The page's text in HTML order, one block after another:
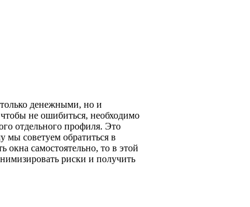
только денежными, но и
не ошибиться, необходимо
отдельного профиля. Это
мы советуем обратиться в
окна самостоятельно, то в этой
риски и получить